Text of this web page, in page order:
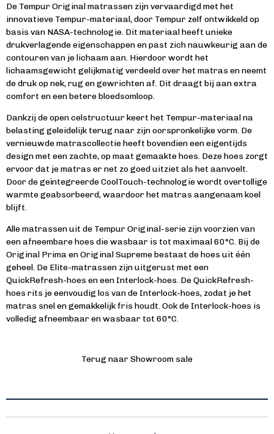
De Tempur Original matrassen zijn vervaardigd met het
innovatieve Tempur-materiaal, door Tempur zelf ontwikkeld op
basis van NASA-technologie. Dit materiaal heeft unieke
drukverlagende eigenschappen en past zich nauwkeurig aan de
contouren van je lichaam aan. Hierdoor wordt het
lichaamsgewicht gelijkmatig verdeeld over het matras en neemt
de druk op nek, rug en gewrichten af. Dit draagt bij aan extra
comfort en een betere bloedsomloop.
Dankzij de open celstructuur keert het Tempur-materiaal na
belasting geleidelijk terug naar zijn oorspronkelijke vorm. De
vernieuwde matrascollectie heeft bovendien een eigentijds
design met een zachte, op maat gemaakte hoes. Deze hoes zorgt
ervoor dat je matras er net zo goed uitziet als het aanvoelt.
Door de geïntegreerde CoolTouch-technologie wordt overtollige
warmte geabsorbeerd, waardoor het matras aangenaam koel
blijft.
Alle matrassen uit de Tempur Original-serie zijn voorzien van
een afneembare hoes die wasbaar is tot maximaal 60°C. Bij de
Original Prima en Original Supreme bestaat de hoes uit één
geheel. De Elite-matrassen zijn uitgerust met een
QuickRefresh-hoes en een Interlock-hoes. De QuickRefresh-
hoes rits je eenvoudig los van de Interlock-hoes, zodat je het
matras snel en gemakkelijk fris houdt. Ook de Interlock-hoes is
volledig afneembaar en wasbaar tot 60°C.
Terug naar Showroom sale